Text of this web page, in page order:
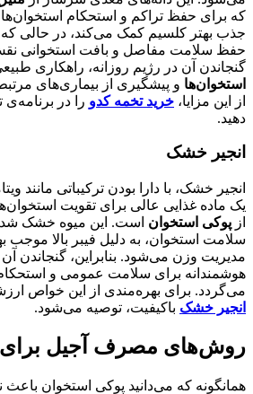
که برای حفظ تراکم و استحکام
جذب بهتر کلسیم کمک می‌کند، در حالی
حفظ سلامت مفاصل و بافت استخوانی نقش
گنجاندن آن در رژیم روزانه، راهکاری
استخوان‌ها و پیشگیری از بیماری‌های
از این مزایا، خرید تخمه کدو را در
دهید.
انجیر خشک
یک ماده غذایی عالی برای تقویت
از پوکی استخوان است. این میوه خشک
سلامت استخوان، به دلیل فیبر بالا
مدیریت وزن می‌شود. بنابراین، گنجاندن آن
هوشمندانه برای سلامت عمومی و
می‌گردد. برای بهره‌مندی از این خواص
انجیر خشک باکیفیت، توصیه می‌شود.
روش‌های مصرف آجیل برای
همانگونه که می‌دانید پوکی استخوان